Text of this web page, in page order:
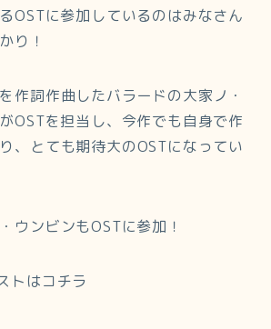
OSTに参加しているのはみなさん
り！
作詞作曲したバラードの大家ノ・
OSTを担当し、今作でも自身で作
、とても期待大のOSTになってい
ウンビンもOSTに参加！
トはコチラ